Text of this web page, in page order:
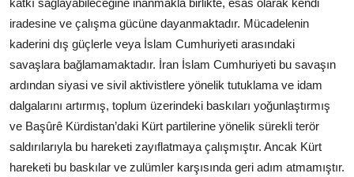
katkı sağlayabileceğine inanmakla birlikte, esas olarak kendi
iradesine ve çalışma gücüne dayanmaktadır. Mücadelenin
kaderini dış güçlerle veya İslam Cumhuriyeti arasındaki
savaşlara bağlamamaktadır. İran İslam Cumhuriyeti bu savaşın
ardından siyasi ve sivil aktivistlere yönelik tutuklama ve idam
dalgalarını artırmış, toplum üzerindeki baskıları yoğunlaştırmış
ve Başûrê Kürdistan’daki Kürt partilerine yönelik sürekli terör
saldırılarıyla bu hareketi zayıflatmaya çalışmıştır. Ancak Kürt
hareketi bu baskılar ve zulümler karşısında geri adım atmamıştır.